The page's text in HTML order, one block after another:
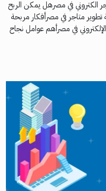
في مصرهل يمكن الربح
متاجر في مصرأفكار مربحة
الإلكتروني في مصرأهم عوامل نجاح